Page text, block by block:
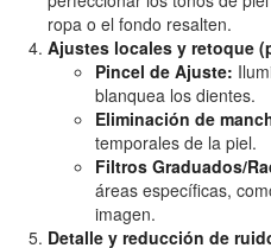
ropa o el fondo resalten.
Ajustes locales y retoque
Pincel de Ajuste:
blanquea los dientes.
Eliminación de
temporales de la piel.
Filtros Graduados/
áreas específicas,
imagen.
Detalle y reducción de